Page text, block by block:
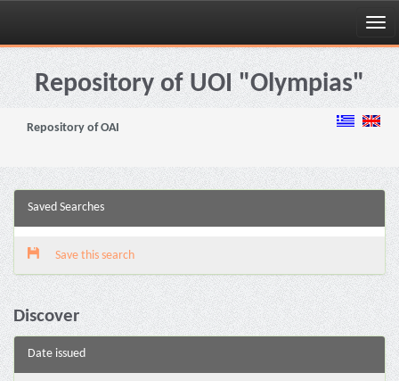
Skip
navigationRepository of UOI "Olympias"
Repository of OAI
Saved Searches
Save this search
Discover
Date issued